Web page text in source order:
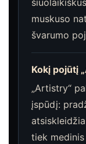
muskuso
švarumo
Kokį pojūtį
„Artistry“
įspūdį:
tiek